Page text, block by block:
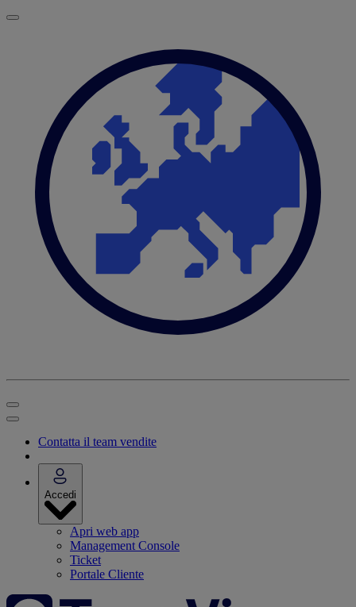
Contatta il team vendite
Accedi
Apri web app
Management Console
Ticket
Portale Cliente